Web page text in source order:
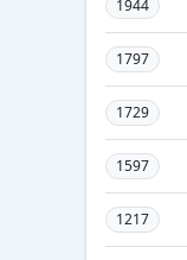
1944
1797
1729
1597
1217